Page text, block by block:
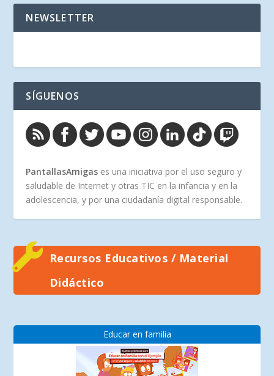
NEWSLETTER
SÍGUENOS
PantallasAmigas es una iniciativa por el uso seguro y
saludable de Internet y otras TIC en la infancia y en la
adolescencia, y por una ciudadanía digital responsable.
Recursos Educativos / Material
Didáctico
Educar en familia